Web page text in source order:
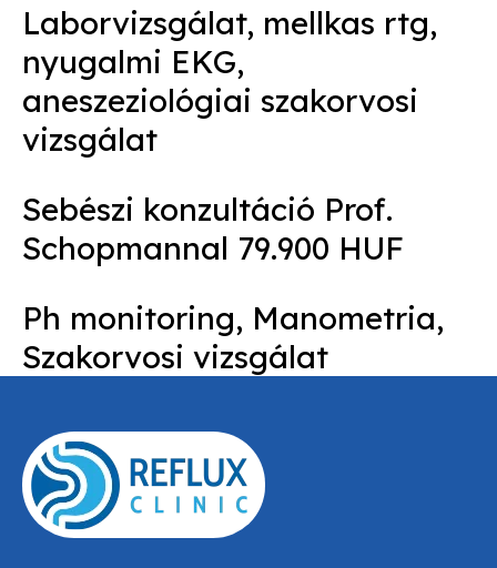
Laborvizsgálat, mellkas rtg,
nyugalmi EKG,
aneszeziológiai szakorvosi
vizsgálat
Sebészi konzultáció Prof.
Schopmannal 79.900 HUF
Ph monitoring, Manometria,
Szakorvosi vizsgálat